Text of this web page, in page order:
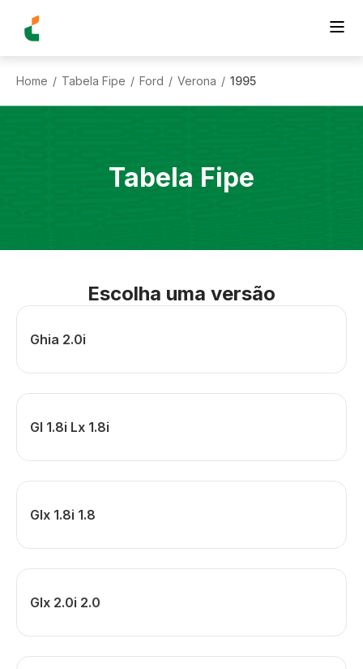
Home / Tabela Fipe / Ford / Verona / 1995
Tabela Fipe
Escolha uma versão
Ghia 2.0i
Gl 1.8i Lx 1.8i
Glx 1.8i 1.8
Glx 2.0i 2.0